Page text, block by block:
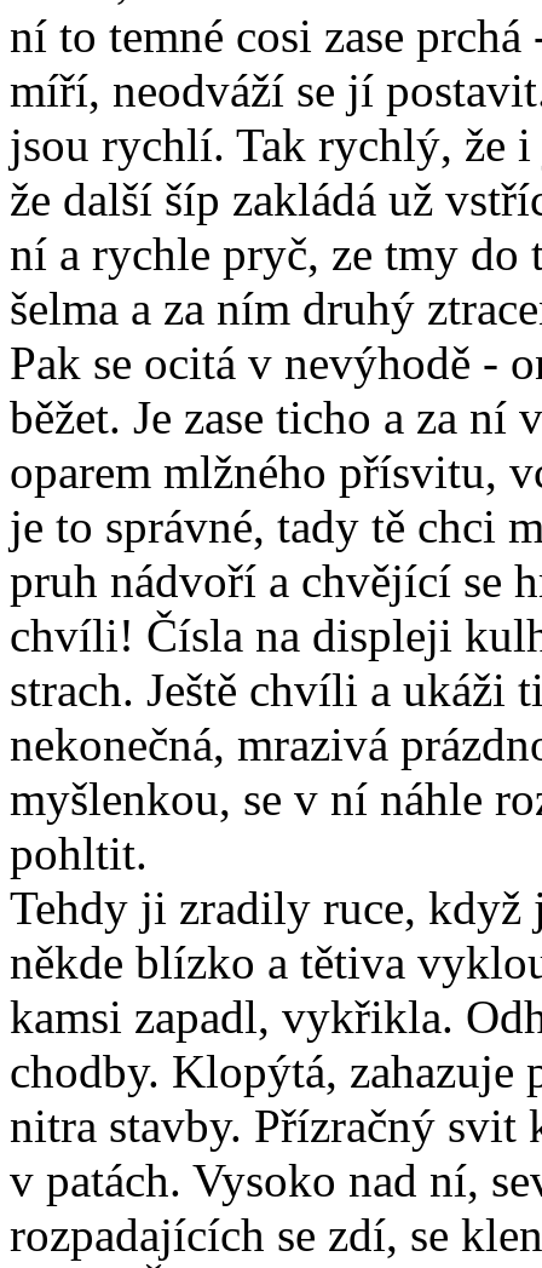
ní to temné cosi zase
míří, neodváží se jí
jsou rychlí. Tak rychlý, že
že další šíp zakládá už
ní a rychle pryč, ze tmy do
šelma a za ním druhý
Pak se ocitá v nevýhodě -
běžet. Je zase ticho a za ní
oparem mlžného přísvitu,
je to správné, tady tě chci
pruh nádvoří a chvějící se
chvíli! Čísla na displeji
strach. Ještě chvíli a ukáži
nekonečná, mrazivá
myšlenkou, se v ní náhle
pohltit.
Tehdy ji zradily ruce, když
někde blízko a tětiva
kamsi zapadl, vykřikla.
chodby. Klopýtá, zahazuje
nitra stavby. Přízračný svit
v patách. Vysoko nad ní,
rozpadajících se zdí, se